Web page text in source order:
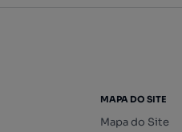
MAPA DO SITE
Mapa do Site